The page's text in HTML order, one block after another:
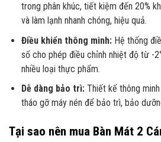
trong phân khúc, tiết kiệm đến 20%
và làm lạnh nhanh chóng, hiệu quả.
Điều khiển thông minh:Hệ thống
số cho phép điều chỉnh nhiệt độ từ -
nhiều loại thực phẩm.
Dễ dàng bảo trì:Thiết kế thông
tháo gỡ máy nén để bảo trì, bảo
Tại sao nên mua Bàn Mát 2